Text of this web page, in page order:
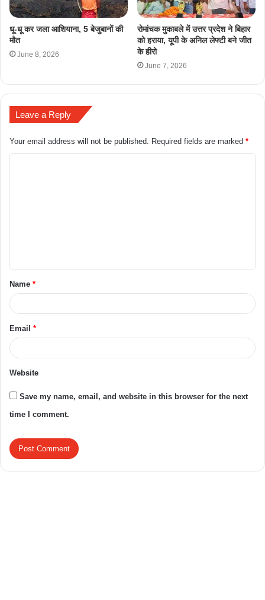
धू-धू कर जला आशियाना, 5 बेजुबानों की
मौत
June 8, 2026
रोमांचक मुकाबले में उत्तर प्रदेश ने बिहार
को हराया, यूपी के अनिल लेफ्टी बने जीत
के हीरो
June 7, 2026
Leave a Reply
Your email address will not be published. Required fields are marked *
Name *
Email *
Website
Save my name, email, and website in this browser for the next
time I comment.